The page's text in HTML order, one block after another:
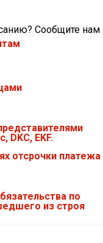
Сообщите нам
DKC, EKF.
отсрочки платежа
по
из строя